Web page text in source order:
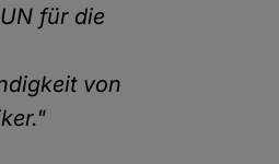
für die
von